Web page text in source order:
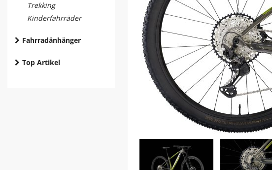
Trekking
Kinderfahrräder
Fahrradänhänger
Top Artikel